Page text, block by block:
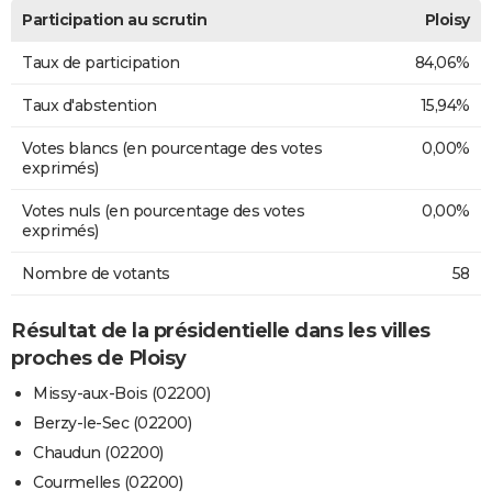
Participation au scrutin Ploisy
Taux de participation 84,06%
Taux d'abstention 15,94%
Votes blancs (en pourcentage des votes
exprimés)
0,00%
Votes nuls (en pourcentage des votes
exprimés)
0,00%
Nombre de votants 58
Résultat de la présidentielle dans les villes
proches de Ploisy
Missy-aux-Bois (02200)
Berzy-le-Sec (02200)
Chaudun (02200)
Courmelles (02200)